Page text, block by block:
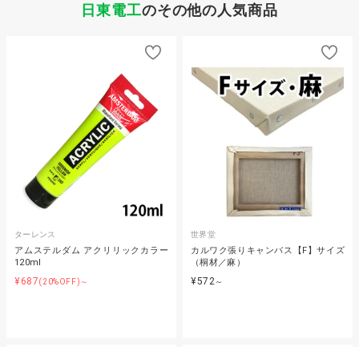
日東電工のその他の人気商品
ターレンス
アムステルダム アクリリックカラー
120ml
¥687(20%OFF)～
世界堂
カルワク張りキャンバス【F】サイズ
（桐材／麻）
¥572 ～